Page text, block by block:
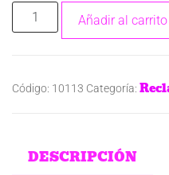
Añadir al carrito
Código: 10113 Categoría:
DESCRIPCIÓN